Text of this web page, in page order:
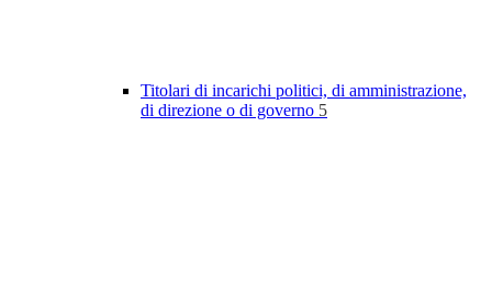
Titolari di incarichi politici, di amministrazione,
di direzione o di governo 5